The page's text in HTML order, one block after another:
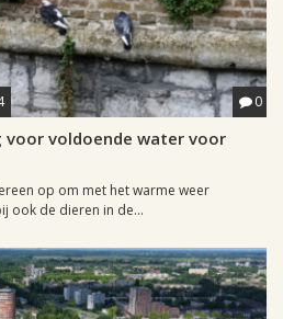
0
voor voldoende water voor
op om met het warme weer
ook de dieren in de...